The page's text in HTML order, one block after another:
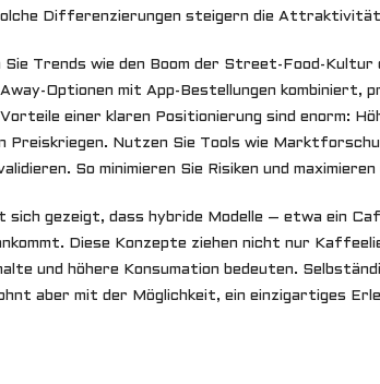
Differenzierungen steigern die Attraktivität
Sie Trends wie den Boom der Street-Food-
Optionen mit App-Bestellungen
einer klaren Positionierung sind enorm:
Preiskriegen. Nutzen Sie Tools wie
So minimieren Sie Risiken und
sich gezeigt, dass hybride Modelle – etwa ein
Diese Konzepte ziehen nicht nur
und höhere Konsumation bedeuten.
aber mit der Möglichkeit, ein einzigartiges